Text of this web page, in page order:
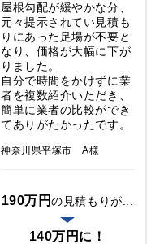
屋根勾配が緩やかな分、
元々提示されてい見積も
りにあった足場が不要と
なり、価格が大幅に下が
りました。
自分で時間をかけずに業
者を複数紹介いただき、
簡単に業者の比較ができ
てありがたかったです。
神奈川県平塚市 A様
190万円の見積もりが...
140万円に！